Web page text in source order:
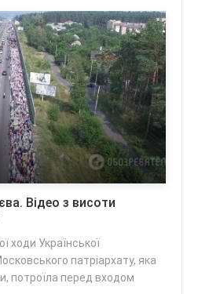
Відео з висоти
ходи Української
патріархату, яка
потроїла перед входом